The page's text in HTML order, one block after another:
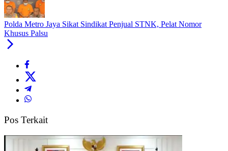
Polda Metro Jaya Sikat Sindikat Penjual STNK, Pelat Nomor
Khusus Palsu
Pos Terkait